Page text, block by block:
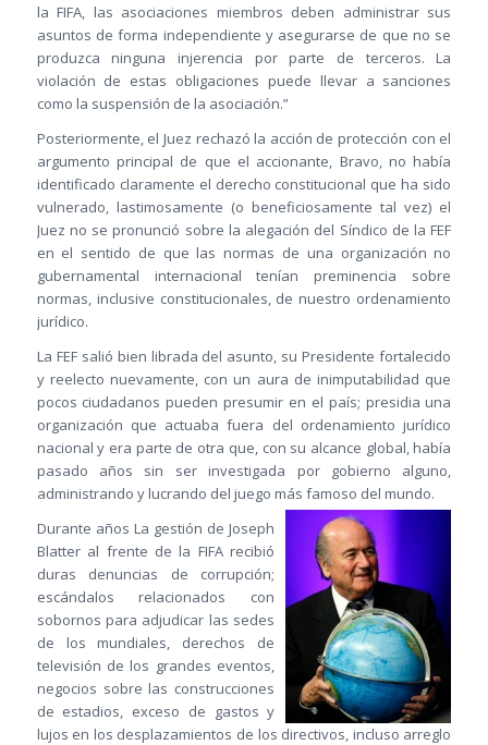
la FIFA, las asociaciones miembros deben administrar sus
asuntos de forma independiente y asegurarse de que no se
produzca ninguna injerencia por parte de terceros. La
violación de estas obligaciones puede llevar a sanciones
como la suspensión de la asociación.”
Posteriormente, el Juez rechazó la acción de protección con el
argumento principal de que el accionante, Bravo, no había
identificado claramente el derecho constitucional que ha sido
vulnerado, lastimosamente (o beneficiosamente tal vez) el
Juez no se pronunció sobre la alegación del Síndico de la FEF
en el sentido de que las normas de una organización no
gubernamental internacional tenían preminencia sobre
normas, inclusive constitucionales, de nuestro ordenamiento
jurídico.
La FEF salió bien librada del asunto, su Presidente fortalecido
y reelecto nuevamente, con un aura de inimputabilidad que
pocos ciudadanos pueden presumir en el país; presidia una
organización que actuaba fuera del ordenamiento jurídico
nacional y era parte de otra que, con su alcance global, había
pasado años sin ser investigada por gobierno alguno,
administrando y lucrando del juego más famoso del mundo.
Durante años La gestión de Joseph
Blatter al frente de la FIFA recibió
duras denuncias de corrupción;
escándalos relacionados con
sobornos para adjudicar las sedes
de los mundiales, derechos de
televisión de los grandes eventos,
negocios sobre las construcciones
de estadios, exceso de gastos y
lujos en los desplazamientos de los directivos, incluso arreglo